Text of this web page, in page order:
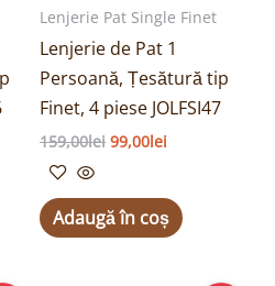
Lenjerie Pat Single Finet
Lenjerie de Pat 1
Persoană, Țesătură tip
Finet, 4 piese JOLFSI47
159,00lei 99,00lei
Adaugă în coș